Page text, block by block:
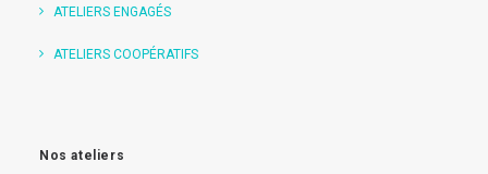
ATELIERS ENGAGÉS
ATELIERS COOPÉRATIFS
Nos ateliers